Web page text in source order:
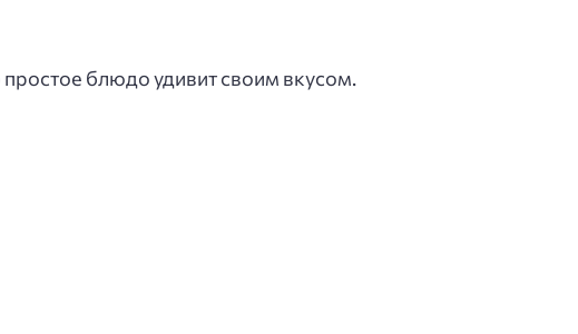
простое блюдо удивит своим вкусом.